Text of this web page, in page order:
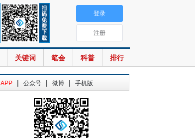
关键词 笔会 科普 排行
登录
注册
APP | 公众号 | 微博 | 手机版